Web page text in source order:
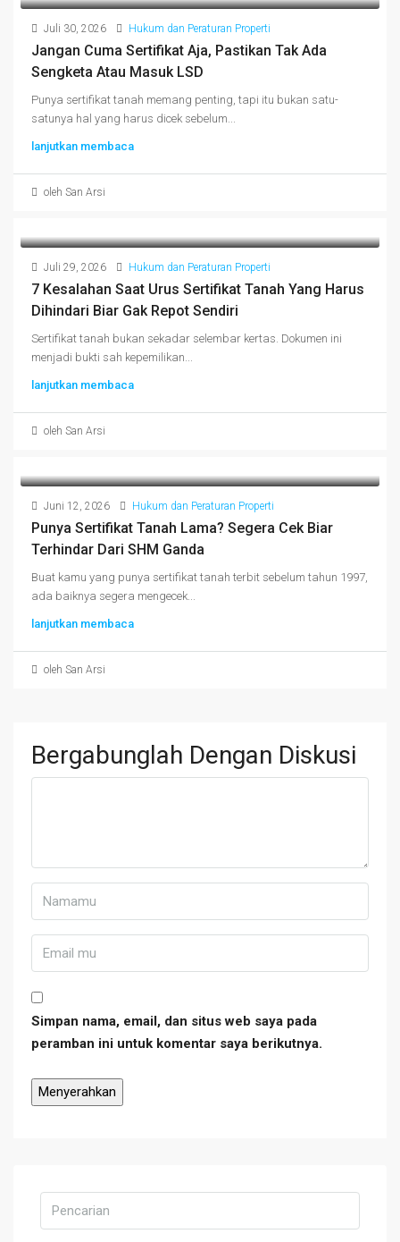
Juli 30, 2026 Hukum dan Peraturan Properti
Jangan Cuma Sertifikat Aja, Pastikan Tak Ada
Sengketa Atau Masuk LSD
Punya sertifikat tanah memang penting, tapi itu bukan satu-
satunya hal yang harus dicek sebelum...
lanjutkan membaca
oleh San Arsi
Juli 29, 2026 Hukum dan Peraturan Properti
7 Kesalahan Saat Urus Sertifikat Tanah Yang Harus
Dihindari Biar Gak Repot Sendiri
Sertifikat tanah bukan sekadar selembar kertas. Dokumen ini
menjadi bukti sah kepemilikan...
lanjutkan membaca
oleh San Arsi
Juni 12, 2026 Hukum dan Peraturan Properti
Punya Sertifikat Tanah Lama? Segera Cek Biar
Terhindar Dari SHM Ganda
Buat kamu yang punya sertifikat tanah terbit sebelum tahun 1997,
ada baiknya segera mengecek...
lanjutkan membaca
oleh San Arsi
Bergabunglah Dengan Diskusi
Simpan nama, email, dan situs web saya pada
peramban ini untuk komentar saya berikutnya.